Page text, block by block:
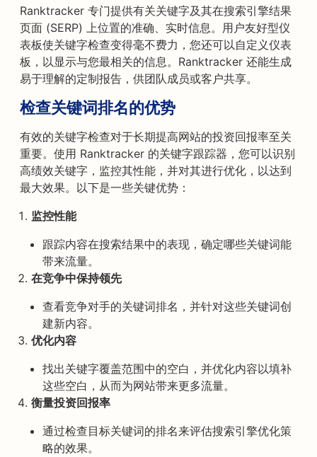
Ranktracker 专门提供有关关键字及其在搜索引擎结果
页面 (SERP) 上位置的准确、实时信息。用户友好型仪
表板使关键字检查变得毫不费力，您还可以自定义仪表
板，以显示与您最相关的信息。Ranktracker 还能生成
易于理解的定制报告，供团队成员或客户共享。
检查关键词排名的优势
有效的关键字检查对于长期提高网站的投资回报率至关
重要。使用 Ranktracker 的关键字跟踪器，您可以识别
高绩效关键字，监控其性能，并对其进行优化，以达到
最大效果。以下是一些关键优势：
监控性能
跟踪内容在搜索结果中的表现，确定哪些关键词能
带来流量。
在竞争中保持领先
查看竞争对手的关键词排名，并针对这些关键词创
建新内容。
优化内容
找出关键字覆盖范围中的空白，并优化内容以填补
这些空白，从而为网站带来更多流量。
衡量投资回报率
通过检查目标关键词的排名来评估搜索引擎优化策
略的效果。